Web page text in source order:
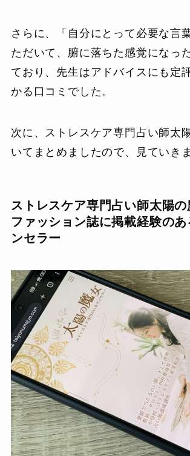
さらに、「自分にとって必要な言
ただいて、腑に落ちた感覚になっ
ており、先生はアドバイスにも定
かる口コミでした。
次に、ストレスケア専門占い師太
いてまとめましたので、見ていき
ストレスケア専門占い師太陽
ファッション誌に掲載経験のあ
ンセラー